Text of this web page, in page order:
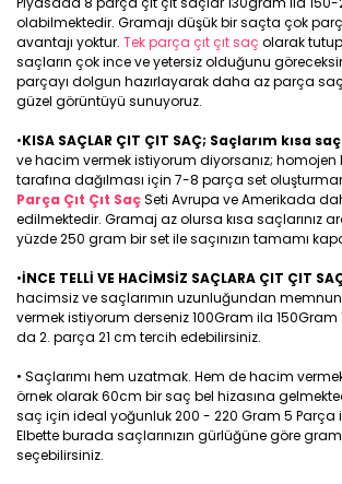
olabilmektedir. Gramajı düşük bir saçta çok
avantajı yoktur. Tek parça çıt çıt saç olarak tutup
saçların çok ince ve yetersiz olduğunu
parçayı dolgun hazırlayarak daha az parça
güzel görüntüyü sunuyoruz.
•KISA SAÇLAR ÇIT ÇIT SAÇ; Saçlarım kısa
ve hacim vermek istiyorum diyorsanız; homojen
tarafına dağılması için 7-8 parça set
Parça Çıt Çıt SaçSeti Avrupa ve Amerikada
edilmektedir. Gramaj az olursa kısa saçlarınız
yüzde 250 gram bir set ile saçınızın tamamı
•İNCE TELLİ VE HACİMSİZ SAÇLARA ÇIT ÇIT
hacimsiz ve saçlarımın uzunluğundan
vermek istiyorum derseniz 100Gram ila
da 2. parça 21 cm tercih edebilirsiniz.
• Saçlarımı hem uzatmak. Hem de hacim
örnek olarak 60cm bir saç bel hizasına
saç için ideal yoğunluk 200 - 220 Gram 5 Parça
Elbette burada saçlarınızın gürlüğüne göre
seçebilirsiniz.